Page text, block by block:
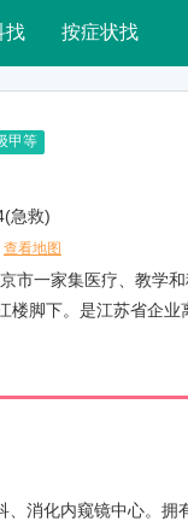
找 按症状找
甲等
急救)
查看地图
市一家集医疗、教学
楼脚下。是江苏省企业
消化内窥镜中心。拥